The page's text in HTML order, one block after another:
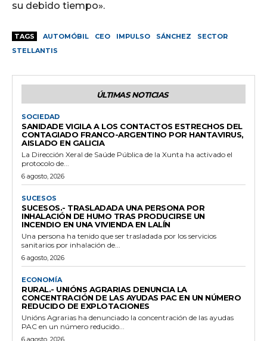
su debido tiempo».
TAGS AUTOMÓBIL CEO IMPULSO SÁNCHEZ
SECTOR
STELLANTIS
ÚLTIMAS NOTICIAS
SOCIEDAD
SANIDADE VIGILA A LOS CONTACTOS ESTRECHOS DEL
CONTAGIADO FRANCO-ARGENTINO POR HANTAVIRUS,
AISLADO EN GALICIA
La Dirección Xeral de Saúde Pública de la Xunta ha activado el
protocolo de...
6 agosto, 2026
SUCESOS
SUCESOS.- TRASLADADA UNA PERSONA POR
INHALACIÓN DE HUMO TRAS PRODUCIRSE UN
INCENDIO EN UNA VIVIENDA EN LALÍN
Una persona ha tenido que ser trasladada por los servicios
sanitarios por inhalación de...
6 agosto, 2026
ECONOMÍA
RURAL.- UNIÓNS AGRARIAS DENUNCIA LA
CONCENTRACIÓN DE LAS AYUDAS PAC EN UN NÚMERO
REDUCIDO DE EXPLOTACIONES
Unións Agrarias ha denunciado la concentración de las ayudas
PAC en un número reducido...
6 agosto, 2026